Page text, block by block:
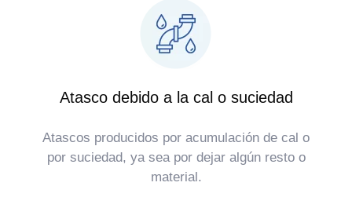
Atasco debido a la cal o suciedad
Atascos producidos por acumulación de cal o
por suciedad, ya sea por dejar algún resto o
material.